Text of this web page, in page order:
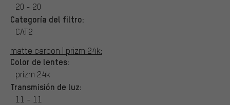
20 - 20
Categoría del filtro:
CAT2
matte carbon | prizm 24k:
Color de lentes:
prizm 24k
Transmisión de luz:
11 - 11